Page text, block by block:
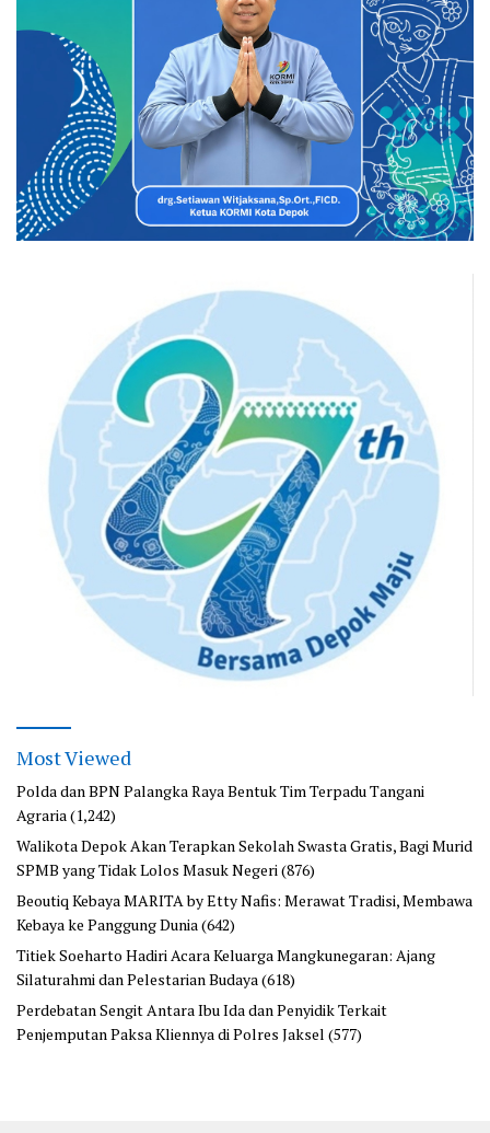
Most Viewed
Polda dan BPN Palangka Raya Bentuk Tim Terpadu Tangani
Agraria(1,242)
Walikota Depok Akan Terapkan Sekolah Swasta Gratis, Bagi Murid
SPMB yang Tidak Lolos Masuk Negeri(876)
Beoutiq Kebaya MARITA by Etty Nafis: Merawat Tradisi, Membawa
Kebaya ke Panggung Dunia(642)
Titiek Soeharto Hadiri Acara Keluarga Mangkunegaran: Ajang
Silaturahmi dan Pelestarian Budaya(618)
Perdebatan Sengit Antara Ibu Ida dan Penyidik Terkait
Penjemputan Paksa Kliennya di Polres Jaksel (577)